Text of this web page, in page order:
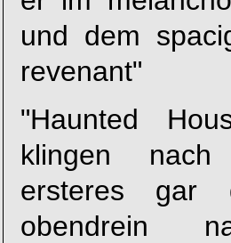
und dem
revenant"
"Haunted
klingen nach
ersteres gar
obendrein